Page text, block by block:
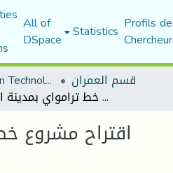
All of
DSpace Statistics Profils
Institute for Urban Technology Management قسم العمران
اقتراح مشروع خط ترامواي بمدينة البويرة
اقتراح مشروع